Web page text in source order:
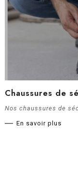
Chaussures de
Nos chaussures de
En savoir plus